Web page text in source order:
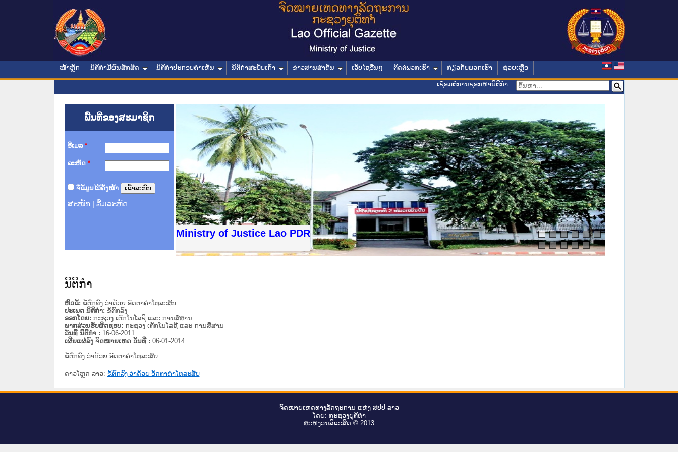
ໜ້າຫຼັກ ນິຕິກໍາມີຜົນສັກສິດ ນິຕິກໍາປະກອບຄໍາເຫັນ ນິຕິກໍາສະບັບເກົ່າ ຂ່າວສານສໍາຄັນ ເວັບໄຊອື່ນໆ ຕິດຕໍ່ພວກເຮົາ ກ່ຽວກັບພວກເຮົາ ຊ່ວຍເຫຼືອ
ເຊື່ອມຕໍ່ການຊອກຫານິຕິກຳ
ພື້ນທີ່ຂອງສະມາຊິກ
ອີເມລ *
ລະຫັດ *
ຈື່ຂໍ້ມູນໄວ້ຄັ້ງໜ້າ
ສະໝັກ ລືມລະຫັດ
Ministry of Justice Lao PDR
ານສະພາປະຊາຊົນ ພາກເໜືອ
ທາງລັດຖະການ
ສຳລັບ ພາກກາງ
ສຳລັບ ພາກໃຕ້
ວິທະຍາຄານຕຳຫຼວດປະຊາຊົນ
ວິທະຍາຄານສັນຕິບານປະຊາຊົນ
ຂັ້ນແຂວງພາກເໜືອ
ານສະພາປະຊາຊົນ ພາກກາງ
ນິຕິກໍາ
ຫົວຂໍ້: ຂໍ້​ຕົກ​ລົງ ວ່າ​ດ້ວຍ ອັດ​ຕາ​ຄ່າ​ໂທ​ລະ​ສັບ
ປະເພດ ນິຕິກໍາ: ຂໍ້ຕົກລົງ
ອອກໂດຍ: ກະຊວງ ເຕັກໂນໂລຊີ ແລະ ການສື່ສານ
ພາກສ່ວນຮັບຜິດຊອບ: ກະຊວງ ເຕັກໂນໂລຊີ ແລະ ການສື່ສານ
ວັນທີ່ ນິຕິກໍາ : 16-06-2011
ເຜີຍແຜ່ລົງ ຈົດໝາຍເຫດ ວັນທີ່ : 06-01-2014
ຂໍ້​ຕົກ​ລົງ ວ່າ​ດ້ວຍ ອັດ​ຕາ​ຄ່າ​ໂທ​ລະ​ສັບ
ດາວໂຫຼດ ລາວ: ຂໍ້​ຕົກ​ລົງ ວ່າ​ດ້ວຍ ອັດ​ຕາ​ຄ່າ​ໂທ​ລະ​ສັບ
ຈົດ​ໝາຍ​ເຫດ​ທາງ​ລັດ​ຖະ​ການ ແຫ່ງ ສ​ປ​ປ ລາວ
ໂດຍ: ກະ​ຊວງຍຸ​ຕິ​ທຳ
ສະ​ຫງວນ​ລິ​ຂະ​ສິດ © 2013